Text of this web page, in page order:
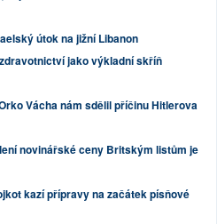
útok na jižní Libanon
jako výkladní skříň
Vácha nám sdělil příčinu Hitlerova
novinářské ceny Britským listům je
kazí přípravy na začátek písňové